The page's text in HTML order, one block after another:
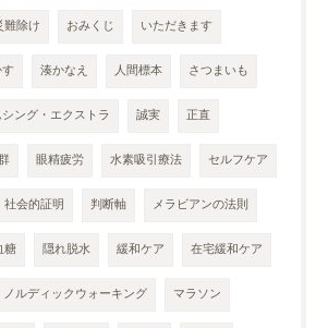
難除け おみくじ いただきます
湊かなえ 人間標本 さつまいも
ング・エクストラ 誠実 正直
眼精疲労 水素吸引療法 セルフケア
社会的証明 判断軸 メラビアンの法則
糖 隠れ脱水 緩和ケア 在宅緩和ケア
ノルディックウォーキング マラソン